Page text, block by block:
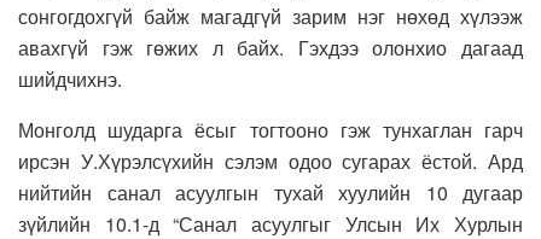
сонгогдохгүй байж магадгүй зарим нэг нөхөд хүлээж
авахгүй гэж гөжих л байх. Гэхдээ олонхио дагаад
шийдчихнэ.
Монголд шударга ёсыг тогтооно гэж тунхаглан гарч
ирсэн У.Хүрэлсүхийн сэлэм одоо сугарах ёстой. Ард
нийтийн санал асуулгын тухай хуулийн 10 дугаар
зүйлийн 10.1-д “Санал асуулгыг Улсын Их Хурлын